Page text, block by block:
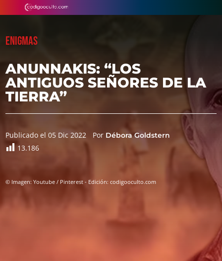
ENIGMAS
ANUNNAKIS: “LOS
ANTIGUOS SEÑORES DE LA
TIERRA”
Publicado el 05 Dic 2022 Por Débora Goldstern
13.186
© Imagen: Youtube / Pinterest - Edición: codigooculto.com